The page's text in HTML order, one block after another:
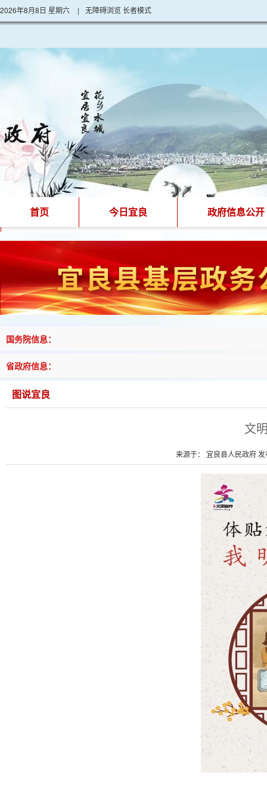
2026年8月8日 星期六 | 无障碍浏览长者模式
首页 今日宜良 政府信息公开
国务院信息：
省政府信息：
图说宜良
文
来源于： 宜良县人民政府